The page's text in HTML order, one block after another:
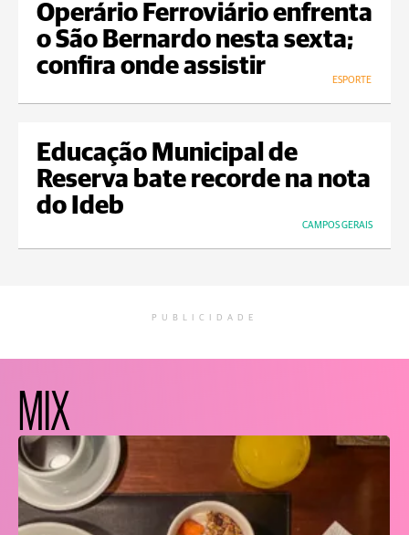
Operário Ferroviário enfrenta
o São Bernardo nesta sexta;
confira onde assistir
ESPORTE
Educação Municipal de
Reserva bate recorde na nota
do Ideb
CAMPOS GERAIS
PUBLICIDADE
MIX